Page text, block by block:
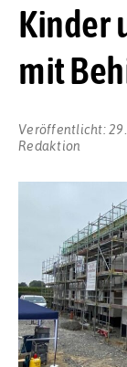
Kinder
mit
Veröffentlicht:
Redaktion